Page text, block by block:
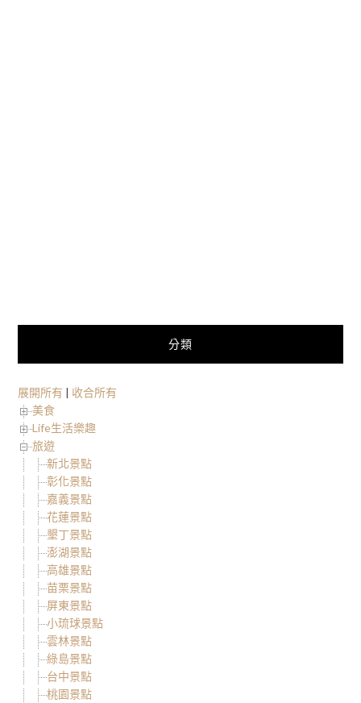
分類
展開所有 | 收合所有
美食
Life生活樂趣
旅遊
新北景點
彰化景點
嘉義景點
花蓮景點
墾丁景點
澎湖景點
高雄景點
苗栗景點
屏東景點
小琉球景點
雲林景點
綠島景點
台中景點
桃園景點